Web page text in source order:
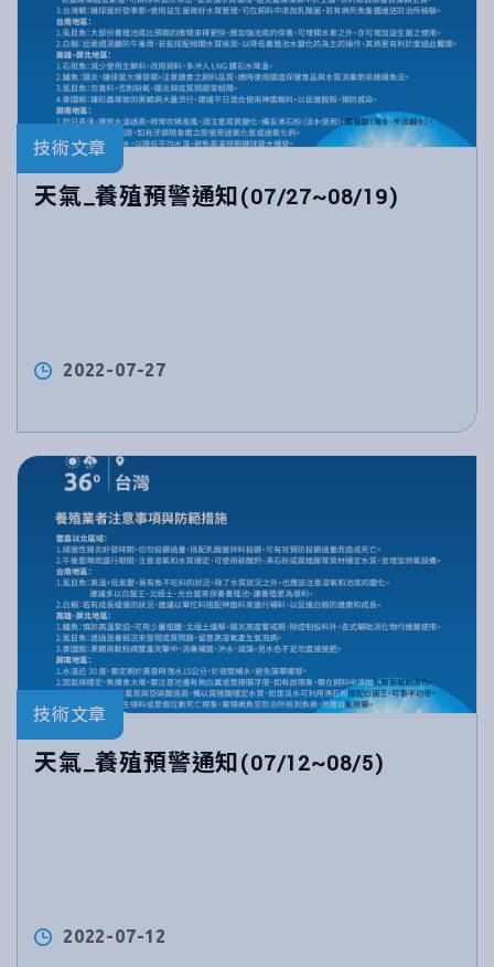
技術文章
天氣_養殖預警通知(07/27~08/19)
2022-07-27
技術文章
天氣_養殖預警通知(07/12~08/5)
2022-07-12